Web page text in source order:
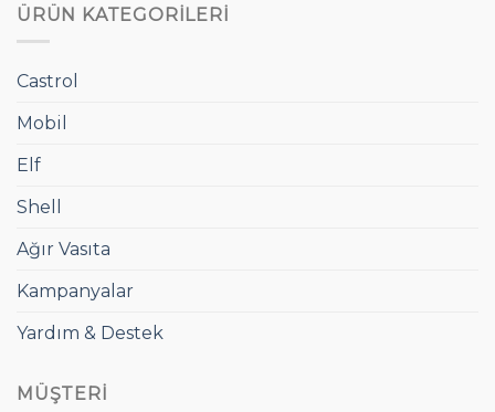
ÜRÜN KATEGORILERI
Castrol
Mobil
Elf
Shell
Ağır Vasıta
Kampanyalar
Yardım & Destek
MÜŞTERI